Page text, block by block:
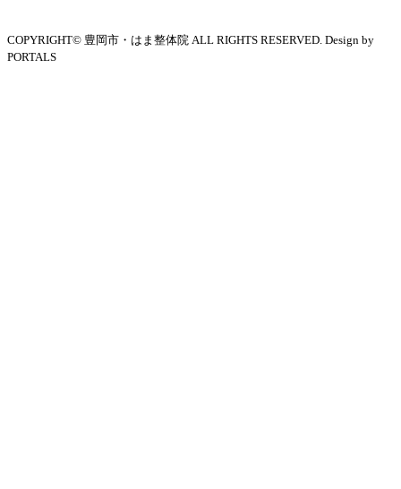
COPYRIGHT© 豊岡市・はま整体院 ALL RIGHTS RESERVED. Design by
PORTALS